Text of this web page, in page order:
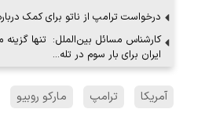
درخواست ترامپ از ناتو برای کمک
کارشناس مسائل بین‌الملل: تنها
ایران برای بار سوم در تله…
آمریکا ترامپ مارکو روبیو